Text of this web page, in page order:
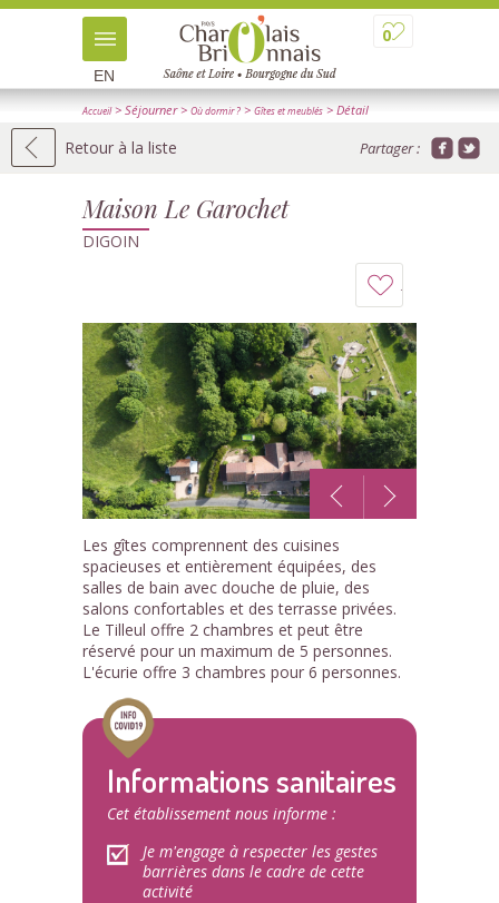
0
EN
Accueil> Séjourner> Où dormir ? > Gîtes et meublés > Détail
Retour à la liste Partager :
Maison Le Garochet
DIGOIN
à
mon
carnet
1
Les gîtes comprennent des cuisines
spacieuses et entièrement équipées, des
salles de bain avec douche de pluie, des
salons confortables et des terrasse privées.
Le Tilleul offre 2 chambres et peut être
réservé pour un maximum de 5 personnes.
L'écurie offre 3 chambres pour 6 personnes.
Informations sanitaires
Cet établissement nous informe :
Je m'engage à respecter les gestes
barrières dans le cadre de cette
activité